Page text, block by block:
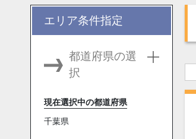
エリア条件指定
都道府県の選
択
現在選択中の都道府県
千葉県